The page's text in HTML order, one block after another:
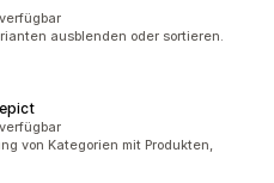
ausblenden oder sortieren.
von Kategorien mit Produkten,